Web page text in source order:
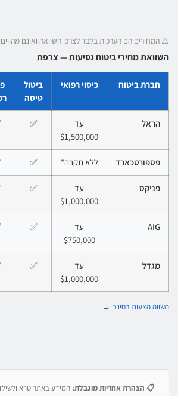
⚠️ המחירים הם הערכות בלבד לצרכי השוואה ואינם
השוואת מחירי ביטוח נסיעות — צרפת
חברת ביטוח כיסוי רפואי
ביטול
טיסה
הראל
עד
$1,500,000
✅
פספורטכארד ללא תקרה* ✅
פניקס
עד
$1,000,000
✅
AIG
עד
$750,000
✅
מגדל
עד
$1,000,000
✅
השווה הצעות בחינם →
📋 הצהרת אחריות מוגבלת: המידע באתר